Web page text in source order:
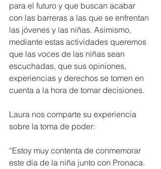
para el futuro y que buscan acabar
con las barreras a las que se enfrentan
las jóvenes y las niñas. Asimismo,
mediante estas actividades queremos
que las voces de las niñas sean
escuchadas, que sus opiniones,
experiencias y derechos se tomen en
cuenta a la hora de tomar decisiones.
Laura nos comparte su experiencia
sobre la toma de poder:
“Estoy muy contenta de conmemorar
este día de la niña junto con Pronaca.